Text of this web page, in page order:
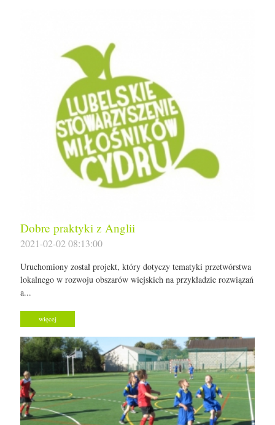
Dobre praktyki z Anglii
2021-02-02 08:13:00
Uruchomiony został projekt, który dotyczy tematyki przetwórstwa
lokalnego w rozwoju obszarów wiejskich na przykładzie rozwiązań
a...
więcej